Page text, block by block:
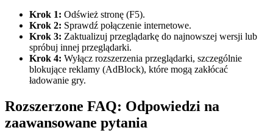
Krok 1: Odśwież stronę (F5).
Krok 2: Sprawdź połączenie internetowe.
Krok 3: Zaktualizuj przeglądarkę do najnowszej wersji lub
spróbuj innej przeglądarki.
Krok 4: Wyłącz rozszerzenia przeglądarki, szczególnie
blokujące reklamy (AdBlock), które mogą zakłócać
ładowanie gry.
Rozszerzone FAQ: Odpowiedzi na
zaawansowane pytania